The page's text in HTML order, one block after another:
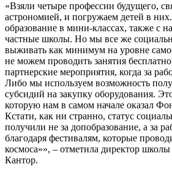
«Взяли четыре профессии будущего,
астрономией, и погружаем детей в
образование в мини-классах, также с
частные школы. Но мы все же
выживать как минимум на уровне
не можем проводить занятия
партнерские мероприятия, когда за
Либо мы используем возможность
субсидий на закупку оборудования.
которую нам в самом начале оказал
Кстати, как ни странно, статус
получили не за допобразование, а за
благодаря фестивалям, которые
космоса»», – отметила директор
Кантор.